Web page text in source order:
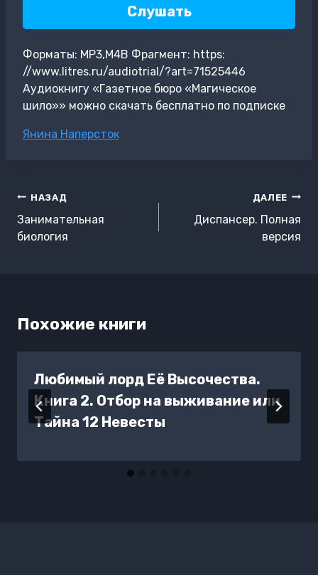
Слушать
Форматы: MP3,M4B Фрагмент: https:
//www.litres.ru/audiotrial/?art=71525446
Аудиокнигу «Газетное бюро «Магическое
шило»» можно скачать бесплатно по подписке
Метки
Янина Наперсток
Навигация
по
записям
НАЗАД
Занимательная
биология
ДАЛЕЕ
Диспансер. Полная
версия
Похожие книги
Любимый лорд Её Высочества.
Книга 2. Отбор на выживание или
Тайна 12 Невесты